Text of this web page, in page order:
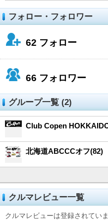
フォロー・フォロワー
62 フォロー
66 フォロワー
グループ一覧 (2)
Club Copen
北海道ABCCCオフ(82)
クルマレビュー一覧
クルマレビューは登録されていま